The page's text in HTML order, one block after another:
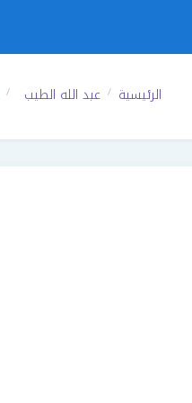
الرئيسية عبد الله الطيب